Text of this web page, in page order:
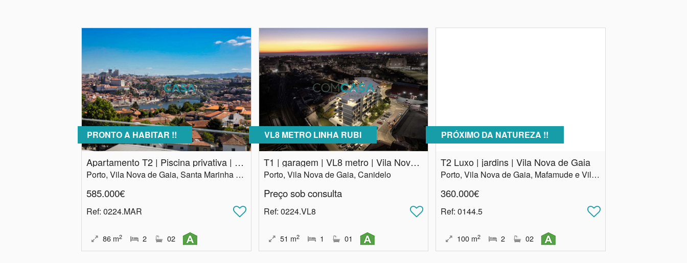
PRONTO A HABITAR !!
Apartamento T2 | Piscina privativa | Rio Douro | Vila Nova de Gaia
Porto, Vila Nova de Gaia, Santa Marinha e São Pedro da Afurada
585.000€
Ref: 0224.MAR
86 m2 2 02
VL8 METRO LINHA RUBI
T1 | garagem | VL8 metro | Vila Nova Gaia
Porto, Vila Nova de Gaia, Canidelo
Preço sob consulta
Ref: 0224.VL8
51 m2 1 01
PRÓXIMO DA NATUREZA !!
T2 Luxo | jardins | Vila Nova de Gaia
Porto, Vila Nova de Gaia, Mafamude e Vilar do Paraíso
360.000€
Ref: 0144.5
100 m2 2 02